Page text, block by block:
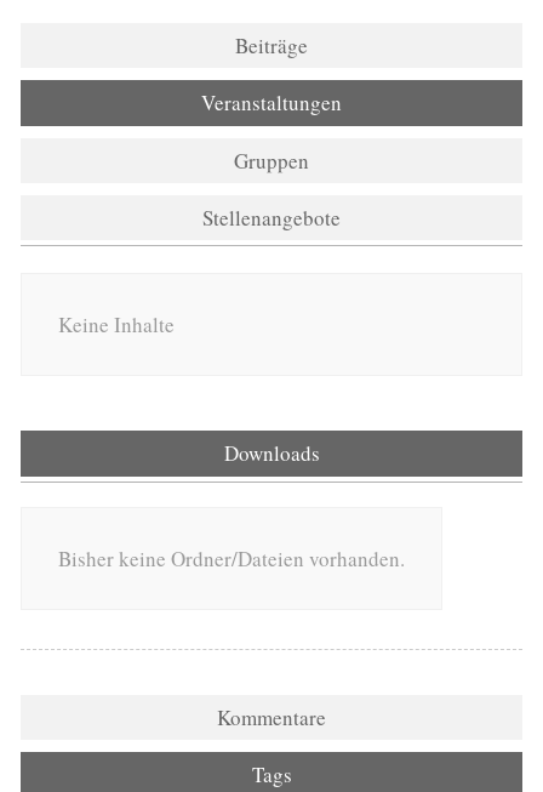
Beiträge
Veranstaltungen
Gruppen
Stellenangebote
Keine Inhalte
Downloads
Bisher keine Ordner/Dateien vorhanden.
Kommentare
Tags